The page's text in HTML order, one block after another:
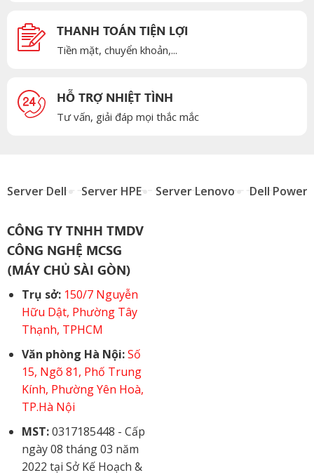
THANH TOÁN TIỆN LỢI
Tiền mặt, chuyển khoản,...
HỖ TRỢ NHIỆT TÌNH
Tư vấn, giải đáp mọi thắc mắc
Server Dell Server HPE Server Lenovo Dell
CÔNG TY TNHH TMDV
CÔNG NGHỆ MCSG
(MÁY CHỦ SÀI GÒN)
Trụ sở: 150/7 Nguyễn
Hữu Dật, Phường Tây
Thạnh, TPHCM
Văn phòng Hà Nội: Số
15, Ngõ 81, Phố Trung
Kính, Phường Yên Hoà,
TP.Hà Nội
MST:0317185448 - Cấp
ngày 08 tháng 03 năm
2022 tại Sở Kế Hoạch &